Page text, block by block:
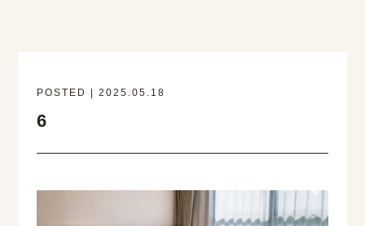
POSTED | 2025.05.18
6